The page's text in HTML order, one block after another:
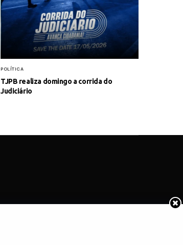
POLÍTICA
TJPB realiza domingo a corrida do
Judiciário